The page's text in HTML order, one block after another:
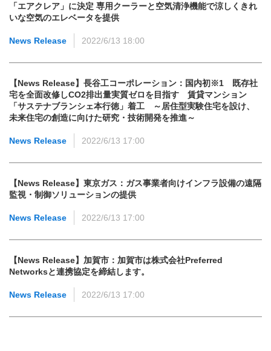
「エアクレア」に決定 専用クーラーと空気清浄機能で涼しくきれ
いな空気のエレベータを提供
News Release 2022/6/13 18:00
【News Release】長谷工コーポレーション：国内初※1 既存社
宅を全面改修しCO2排出量実質ゼロを目指す 賃貸マンション
「サステナブランシェ本行徳」着工 ～居住型実験住宅を設け、
未来住宅の創造に向けた研究・技術開発を推進～
News Release 2022/6/13 17:00
【News Release】東京ガス：ガス事業者向けインフラ設備の遠隔
監視・制御ソリューションの提供
News Release 2022/6/13 17:00
【News Release】加賀市：加賀市は株式会社Preferred
Networksと連携協定を締結します。
News Release 2022/6/13 17:00